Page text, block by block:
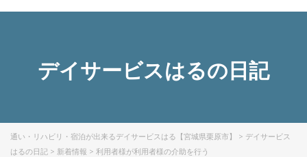
デイサービスはるの日記
通い・リハビリ・宿泊が出来るデイサービスはる【宮城県栗原市】 > デイサービス
はるの日記 > 新着情報 > 利用者様が利用者様の介助を行う